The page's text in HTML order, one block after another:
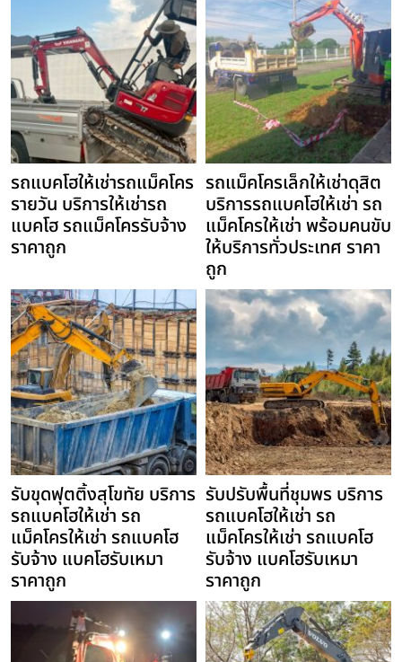
รถแบคโฮให้เช่ารถแม็คโคร
รายวัน บริการให้เช่ารถ
แบคโฮ รถแม็คโครรับจ้าง
ราคาถูก
รถแม็คโครเล็กให้เช่าดุสิต
บริการรถแบคโฮให้เช่า รถ
แม็คโครให้เช่า พร้อมคนขับ
ให้บริการทั่วประเทศ ราคา
ถูก
รับขุดฟุตติ้งสุโขทัย บริการ
รถแบคโฮให้เช่า รถ
แม็คโครให้เช่า รถแบคโฮ
รับจ้าง แบคโฮรับเหมา
ราคาถูก
รับปรับพื้นที่ชุมพร บริการ
รถแบคโฮให้เช่า รถ
แม็คโครให้เช่า รถแบคโฮ
รับจ้าง แบคโฮรับเหมา
ราคาถูก